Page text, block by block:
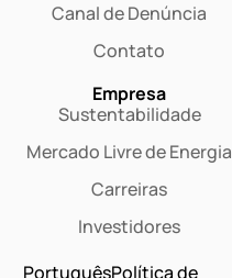
Canal de Denúncia
Contato
Empresa
Sustentabilidade
Mercado Livre de Energia
Carreiras
Investidores
PortuguêsPolítica de